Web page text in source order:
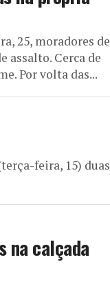
25, moradores de
assalto. Cerca de
Por volta das...
feira, 15) duas
na calçada